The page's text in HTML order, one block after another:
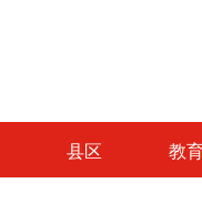
县区 教